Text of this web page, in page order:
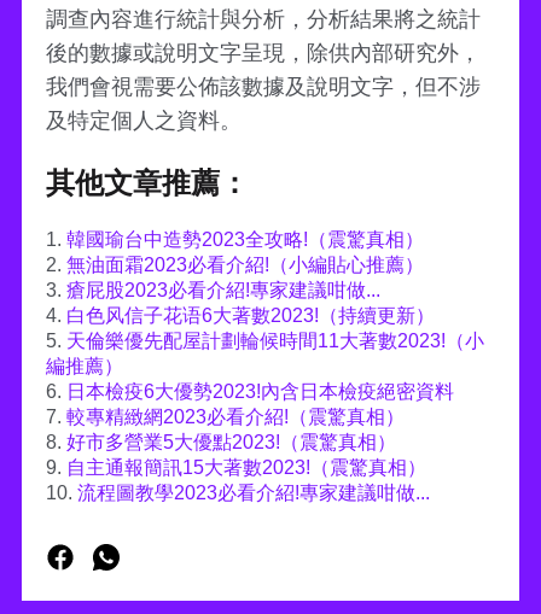
調查內容進行統計與分析，分析結果將之統計
後的數據或說明文字呈現，除供內部研究外，
我們會視需要公佈該數據及說明文字，但不涉
及特定個人之資料。
其他文章推薦：
1. 韓國瑜台中造勢2023全攻略!（震驚真相）
2. 無油面霜2023必看介紹!（小編貼心推薦）
3. 瘡屁股2023必看介紹!專家建議咁做...
4. 白色风信子花语6大著數2023!（持續更新）
5. 天倫樂優先配屋計劃輪候時間11大著數2023!（小
編推薦）
6. 日本檢疫6大優勢2023!內含日本檢疫絕密資料
7. 較專精緻網2023必看介紹!（震驚真相）
8. 好市多營業5大優點2023!（震驚真相）
9. 自主通報簡訊15大著數2023!（震驚真相）
10. 流程圖教學2023必看介紹!專家建議咁做...